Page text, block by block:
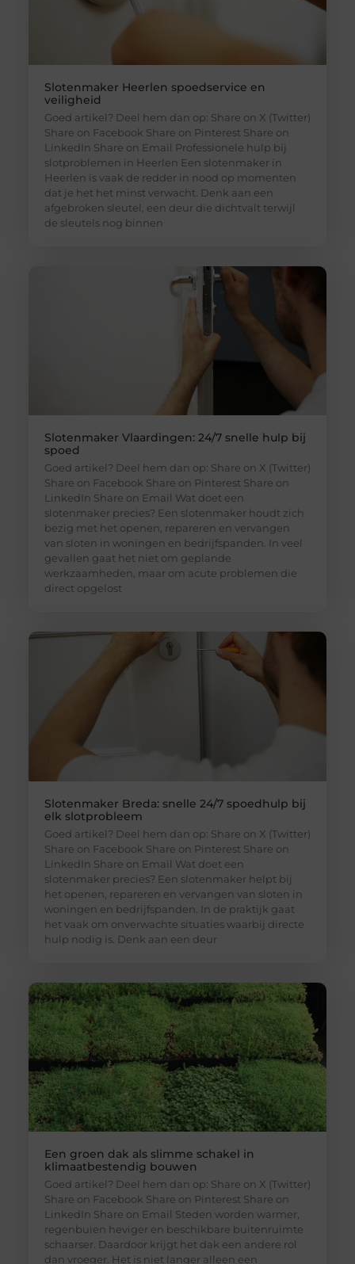
Slotenmaker Heerlen spoedservice en
veiligheid
Goed artikel? Deel hem dan op: Share on X (Twitter)
Share on Facebook Share on Pinterest Share on
LinkedIn Share on Email Professionele hulp bij
slotproblemen in Heerlen Een slotenmaker in
Heerlen is vaak de redder in nood op momenten
dat je het het minst verwacht. Denk aan een
afgebroken sleutel, een deur die dichtvalt terwijl
de sleutels nog binnen
Slotenmaker Vlaardingen: 24/7 snelle hulp bij
spoed
Goed artikel? Deel hem dan op: Share on X (Twitter)
Share on Facebook Share on Pinterest Share on
LinkedIn Share on Email Wat doet een
slotenmaker precies? Een slotenmaker houdt zich
bezig met het openen, repareren en vervangen
van sloten in woningen en bedrijfspanden. In veel
gevallen gaat het niet om geplande
werkzaamheden, maar om acute problemen die
direct opgelost
Slotenmaker Breda: snelle 24/7 spoedhulp bij
elk slotprobleem
Goed artikel? Deel hem dan op: Share on X (Twitter)
Share on Facebook Share on Pinterest Share on
LinkedIn Share on Email Wat doet een
slotenmaker precies? Een slotenmaker helpt bij
het openen, repareren en vervangen van sloten in
woningen en bedrijfspanden. In de praktijk gaat
het vaak om onverwachte situaties waarbij directe
hulp nodig is. Denk aan een deur
Een groen dak als slimme schakel in
klimaatbestendig bouwen
Goed artikel? Deel hem dan op: Share on X (Twitter)
Share on Facebook Share on Pinterest Share on
LinkedIn Share on Email Steden worden warmer,
regenbuien heviger en beschikbare buitenruimte
schaarser. Daardoor krijgt het dak een andere rol
dan vroeger. Het is niet langer alleen een